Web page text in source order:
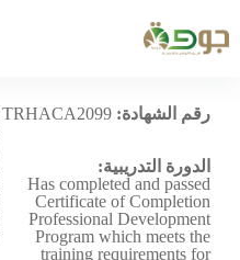
رقم الشهادة: TRHACA2099
الدورة التدريبية:
Has completed and passed
Certificate of Completion
Professional Development
Program which meets the
training requirements for